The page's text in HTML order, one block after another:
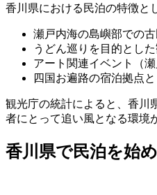
香川県における民泊の特徴と
瀬戸内海の島嶼部での
うどん巡りを目的とし
アート関連イベント（
四国お遍路の宿泊拠点
観光庁の統計によると、香川
者にとって追い風となる環境
香川県で民泊を始